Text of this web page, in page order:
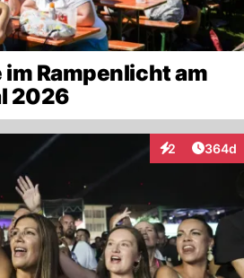
Rampenlicht am
2026
2
Interaktionen
364d